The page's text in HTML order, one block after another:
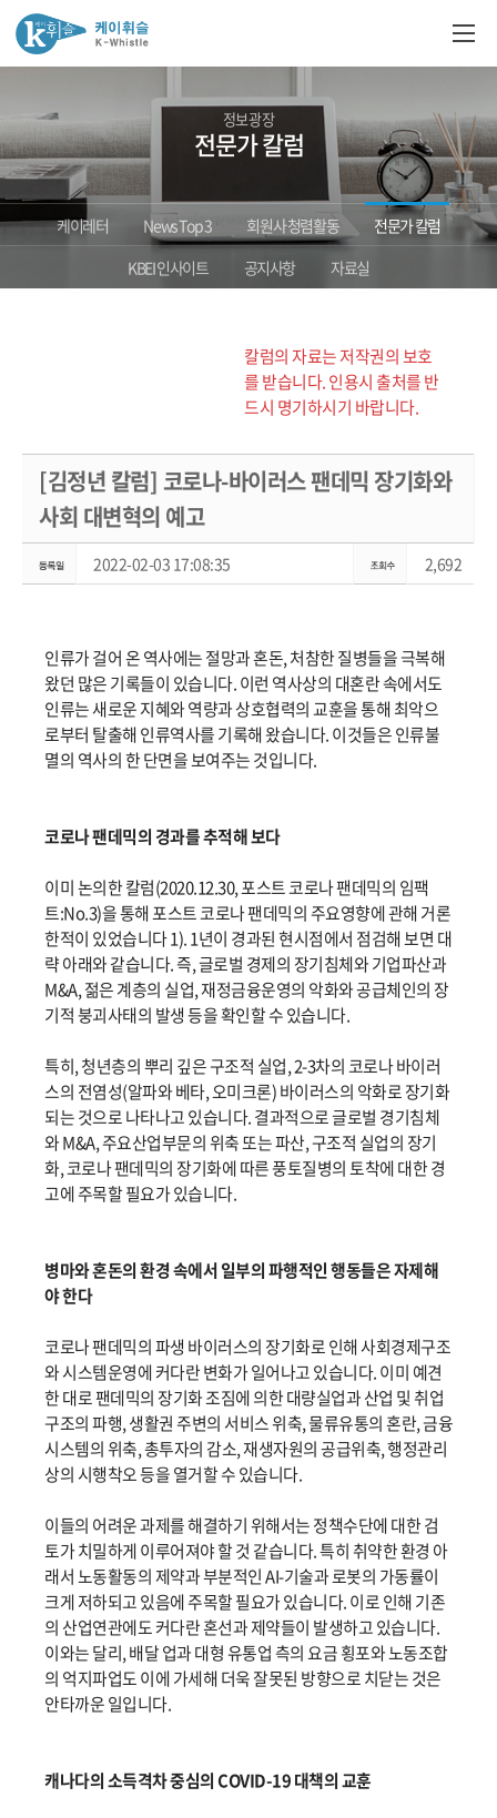
정보광장
전문가 칼럼
케이레터 News Top 3 회원사 청렴활동
전문가 칼럼
KBEI 인사이트
공지사항 자료실
칼럼의 자료는 저작권의 보호
를 받습니다. 인용시 출처를 반
드시 명기하시기 바랍니다.
[김정년 칼럼] 코로나-바이러스 팬데믹 장기화와
사회 대변혁의 예고
2022-02-03 17:08:35 2,692
인류가 걸어 온 역사에는 절망과 혼돈, 처참한 질병들을 극복해
왔던 많은 기록들이 있습니다. 이런 역사상의 대혼란 속에서도
인류는 새로운 지혜와 역량과 상호협력의 교훈을 통해 최악으
로부터 탈출해 인류역사를 기록해 왔습니다. 이것들은 인류불
멸의 역사의 한 단면을 보여주는 것입니다.
코로나 팬데믹의 경과를 추적해 보다
이미 논의한 칼럼(2020.12.30, 포스트 코로나 팬데믹의 임팩
트:No.3)을 통해 포스트 코로나 팬데믹의 주요영향에 관해 거론
한적이 있었습니다 1). 1년이 경과된 현시점에서 점검해 보면 대
략 아래와 같습니다. 즉, 글로벌 경제의 장기침체와 기업파산과
M&A, 젊은 계층의 실업, 재정금융운영의 악화와 공급체인의 장
기적 붕괴사태의 발생 등을 확인할 수 있습니다.
특히, 청년층의 뿌리 깊은 구조적 실업, 2-3차의 코로나 바이러
스의 전염성(알파와 베타, 오미크론) 바이러스의 악화로 장기화
되는 것으로 나타나고 있습니다. 결과적으로 글로벌 경기침체
와 M&A, 주요산업부문의 위축 또는 파산, 구조적 실업의 장기
화, 코로나 팬데믹의 장기화에 따른 풍토질병의 토착에 대한 경
고에 주목할 필요가 있습니다.
병마와 혼돈의 환경 속에서 일부의 파행적인 행동들은 자제해
야 한다
코로나 팬데믹의 파생 바이러스의 장기화로 인해 사회경제구조
와 시스템운영에 커다란 변화가 일어나고 있습니다. 이미 예견
한 대로 팬데믹의 장기화 조짐에 의한 대량실업과 산업 및 취업
구조의 파행, 생활권 주변의 서비스 위축, 물류유통의 혼란, 금융
시스템의 위축, 총투자의 감소, 재생자원의 공급위축, 행정관리
상의 시행착오 등을 열거할 수 있습니다.
이들의 어려운 과제를 해결하기 위해서는 정책수단에 대한 검
토가 치밀하게 이루어져야 할 것 같습니다. 특히 취약한 환경 아
래서 노동활동의 제약과 부분적인 AI-기술과 로봇의 가동률이
크게 저하되고 있음에 주목할 필요가 있습니다. 이로 인해 기존
의 산업연관에도 커다란 혼선과 제약들이 발생하고 있습니다.
이와는 달리, 배달 업과 대형 유통업 측의 요금 횡포와 노동조합
의 억지파업도 이에 가세해 더욱 잘못된 방향으로 치닫는 것은
안타까운 일입니다.
캐나다의 소득격차 중심의 COVID-19 대책의 교훈